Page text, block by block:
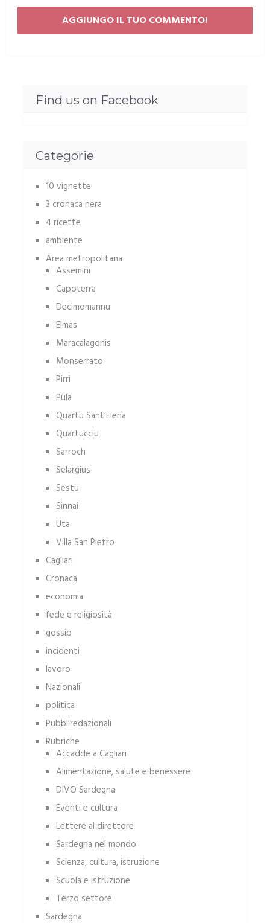
Find us on Facebook
Categorie
10 vignette
3 cronaca nera
4 ricette
ambiente
Area metropolitana
Assemini
Capoterra
Decimomannu
Elmas
Maracalagonis
Monserrato
Pirri
Pula
Quartu Sant'Elena
Quartucciu
Sarroch
Selargius
Sestu
Sinnai
Uta
Villa San Pietro
Cagliari
Cronaca
economia
fede e religiosità
gossip
incidenti
lavoro
Nazionali
politica
Pubbliredazionali
Rubriche
Accadde a Cagliari
Alimentazione, salute e benessere
DIVO Sardegna
Eventi e cultura
Lettere al direttore
Sardegna nel mondo
Scienza, cultura, istruzione
Scuola e istruzione
Terzo settore
Sardegna